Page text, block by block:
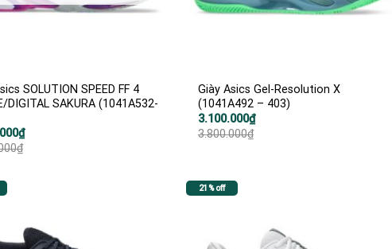
SOLUTION SPEED FF 4
DIGITAL SAKURA (1041A532-
₫
₫
Giày Asics Gel-Resolution X
(1041A492 – 403)
3.800.000₫
Giá
gốc
là:
3.100.000₫
Giá
hiện
tại
21% off